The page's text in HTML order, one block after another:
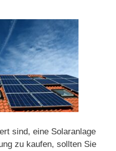
sind, eine Solaranlage
zu kaufen, sollten Sie